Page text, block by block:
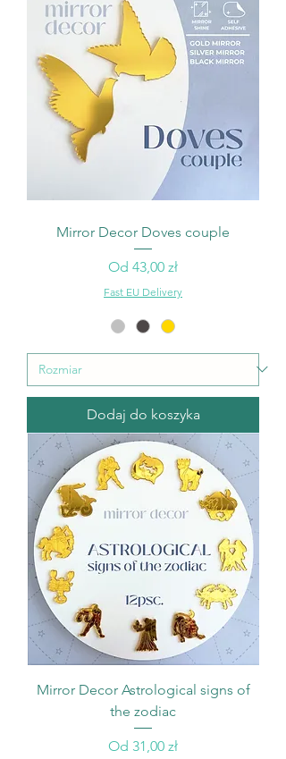
Mirror Decor Doves couple
Od 43,00 zł
Cena rabatowa
Fast EU Delivery
Dodaj do koszyka
Mirror Decor Astrological signs of
the zodiac
Od 31,00 zł
Cena rabatowa